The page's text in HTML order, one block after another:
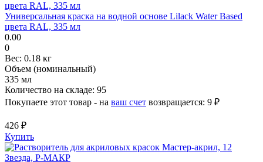
Универсальная краска на водной основе Lilack Water Based
цвета RAL, 335 мл
0.00
0
Вес: 0.18 кг
Объем (номинальный)
335 мл
Количество на складе: 95
Покупаете этот товар - на ваш счет возвращается: 9 ₽
426 ₽
Купить